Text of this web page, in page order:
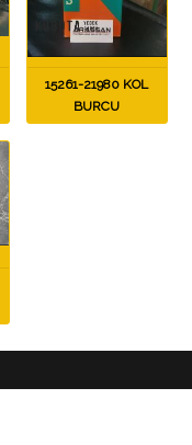
15261-21980 KOL
BURCU